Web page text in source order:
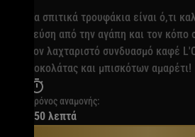
Τα σπιτικά τρουφάκια είναι ό,τι
γεύση από την αγάπη και τον
τον λαχταριστό συνδυασμό καφέ
σοκολάτας και μπισκότων αμαρέτι!
Χρόνος αναμονής:
150 λεπτά